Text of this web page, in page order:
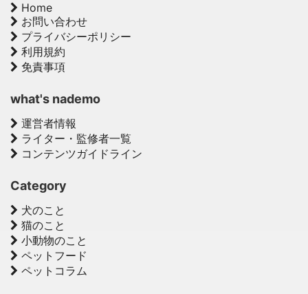
Home
お問い合わせ
プライバシーポリシー
利用規約
免責事項
what's nademo
運営者情報
ライター・監修者一覧
コンテンツガイドライン
Category
犬のこと
猫のこと
小動物のこと
ペットフード
ペットコラム